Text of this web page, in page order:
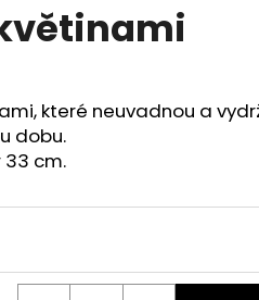
které neuvadnou a
dobu.
33 cm.